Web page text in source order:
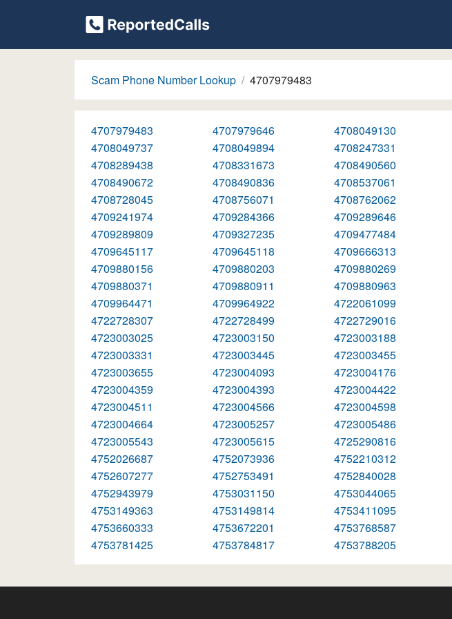
Scam Phone Number Lookup 4707979483
4707979483 4707979646 4708049130
4708049737
4708049894 4708247331
4708289438
4708331673 4708490560
4708490672
4708490836 4708537061
4708728045
4708756071 4708762062
4709241974
4709284366 4709289646
4709289809
4709327235 4709477484
4709645117
4709645118 4709666313
4709880156
4709880203 4709880269
4709880371
4709880911 4709880963
4709964471
4709964922 4722061099
4722728307
4722728499 4722729016
4723003025
4723003150 4723003188
4723003331
4723003445 4723003455
4723003655
4723004093 4723004176
4723004359
4723004393 4723004422
4723004511
4723004566 4723004598
4723004664
4723005257 4723005486
4723005543
4723005615 4725290816
4752026687
4752073936 4752210312
4752607277
4752753491 4752840028
4752943979
4753031150 4753044065
4753149363
4753149814 4753411095
4753660333
4753672201 4753768587
4753781425
4753784817 4753788205